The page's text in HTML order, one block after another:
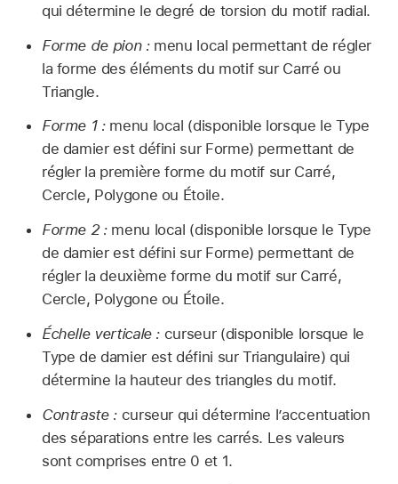
qui détermine le degré de torsion du motif radial.
Forme de pion :menu local permettant de régler
la forme des éléments du motif sur Carré ou
Triangle.
Forme 1 :menu local (disponible lorsque le Type
de damier est défini sur Forme) permettant de
régler la première forme du motif sur Carré,
Cercle, Polygone ou Étoile.
Forme 2 :menu local (disponible lorsque le Type
de damier est défini sur Forme) permettant de
régler la deuxième forme du motif sur Carré,
Cercle, Polygone ou Étoile.
Échelle verticale : curseur (disponible lorsque le
Type de damier est défini sur Triangulaire) qui
détermine la hauteur des triangles du motif.
Contraste :curseur qui détermine l’accentuation
des séparations entre les carrés. Les valeurs
sont comprises entre 0 et 1.